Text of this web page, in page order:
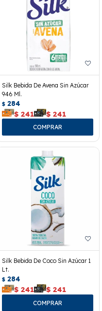
Silk Bebida De Avena Sin Azúcar
946 Ml.
$ 284
$ 241 $ 241
Silk Bebida De Coco Sin Azúcar 1
Lt.
$ 284
$ 241 $ 241